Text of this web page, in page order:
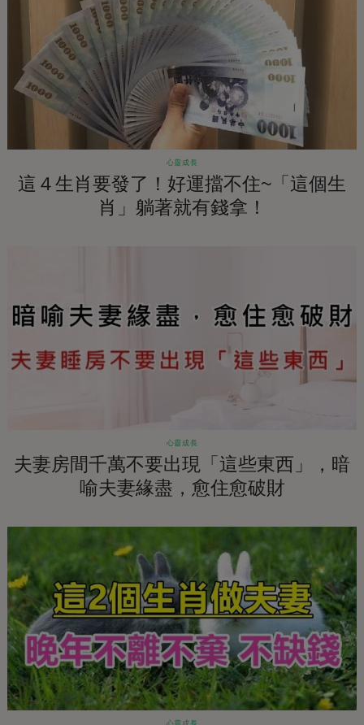
心靈成長
這４生肖要發了！好運擋不住~「這個生
肖」躺著就有錢拿！
心靈成長
夫妻房間千萬不要出現「這些東西」，暗
喻夫妻緣盡，愈住愈破財
心靈成長